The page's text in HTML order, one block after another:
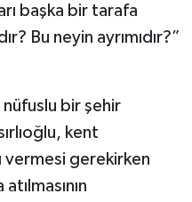
başka bir tarafa
Bu neyin ayrımıdır?”
bir şehir
kent
vermesi gerekirken